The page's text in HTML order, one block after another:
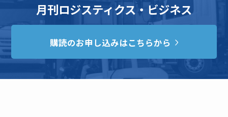
月刊ロジスティクス・ビジネス
購読のお申し込みはこちらから